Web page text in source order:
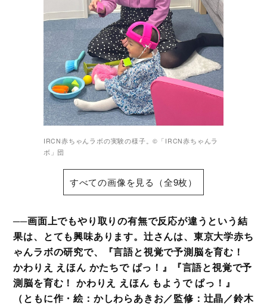
IRCN赤ちゃんラボの実験の様子。©「IRCN赤ちゃんラ
ボ」団
すべての画像を見る（全9枚）
──画面上でもやり取りの有無で反応が違うという結
果は、とても興味あります。辻さんは、東京大学赤ち
ゃんラボの研究で、『言語と視覚で予測脳を育む！
かわりえ えほん かたちで ぱっ！』『言語と視覚で予
測脳を育む！ かわりえ えほん もようで ぱっ！』
（ともに作・絵：かしわらあきお／監修：辻晶／鈴木